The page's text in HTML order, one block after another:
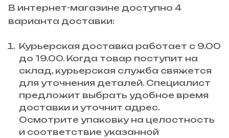
В интернет-магазине доступно 4
варианта доставки:
Курьерская доставка работает с 9.00
до 19.00. Когда товар поступит на
склад, курьерская служба свяжется
для уточнения деталей. Специалист
предложит выбрать удобное время
доставки и уточнит адрес.
Осмотрите упаковку на целостность
и соответствие указанной